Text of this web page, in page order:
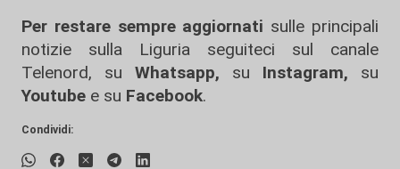
Per restare sempre aggiornati sulle principali
notizie sulla Liguria seguiteci sul canale
Telenord, su
Whatsapp, su Instagram, su
Youtube e su Facebook.
Condividi: